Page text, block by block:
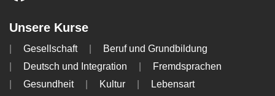
Unsere Kurse
Gesellschaft
Beruf und Grundbildung
Deutsch und Integration
Fremdsprachen
Gesundheit
Kultur
Lebensart